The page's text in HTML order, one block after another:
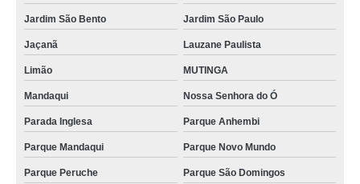
cristalização do carro a domicílio Cajamar
cristalização e espelhamento a domicílio Suzano
orçamento de cristalização veicular Vila Nivi
cristalização pintura carro Vila Mazzei
cristalização de carros tira riscos a domicílio Arujá
cristalização de carros tira risco Parque Peruche
cristalização carros Juquitiba
Jardim São Bento Jardim São Paulo
Jaçanã Lauzane Paulista
Limão MUTINGA
Mandaqui Nossa Senhora do Ó
Parada Inglesa Parque Anhembi
Parque Mandaqui Parque Novo Mundo
Parque Peruche Parque São Domingos